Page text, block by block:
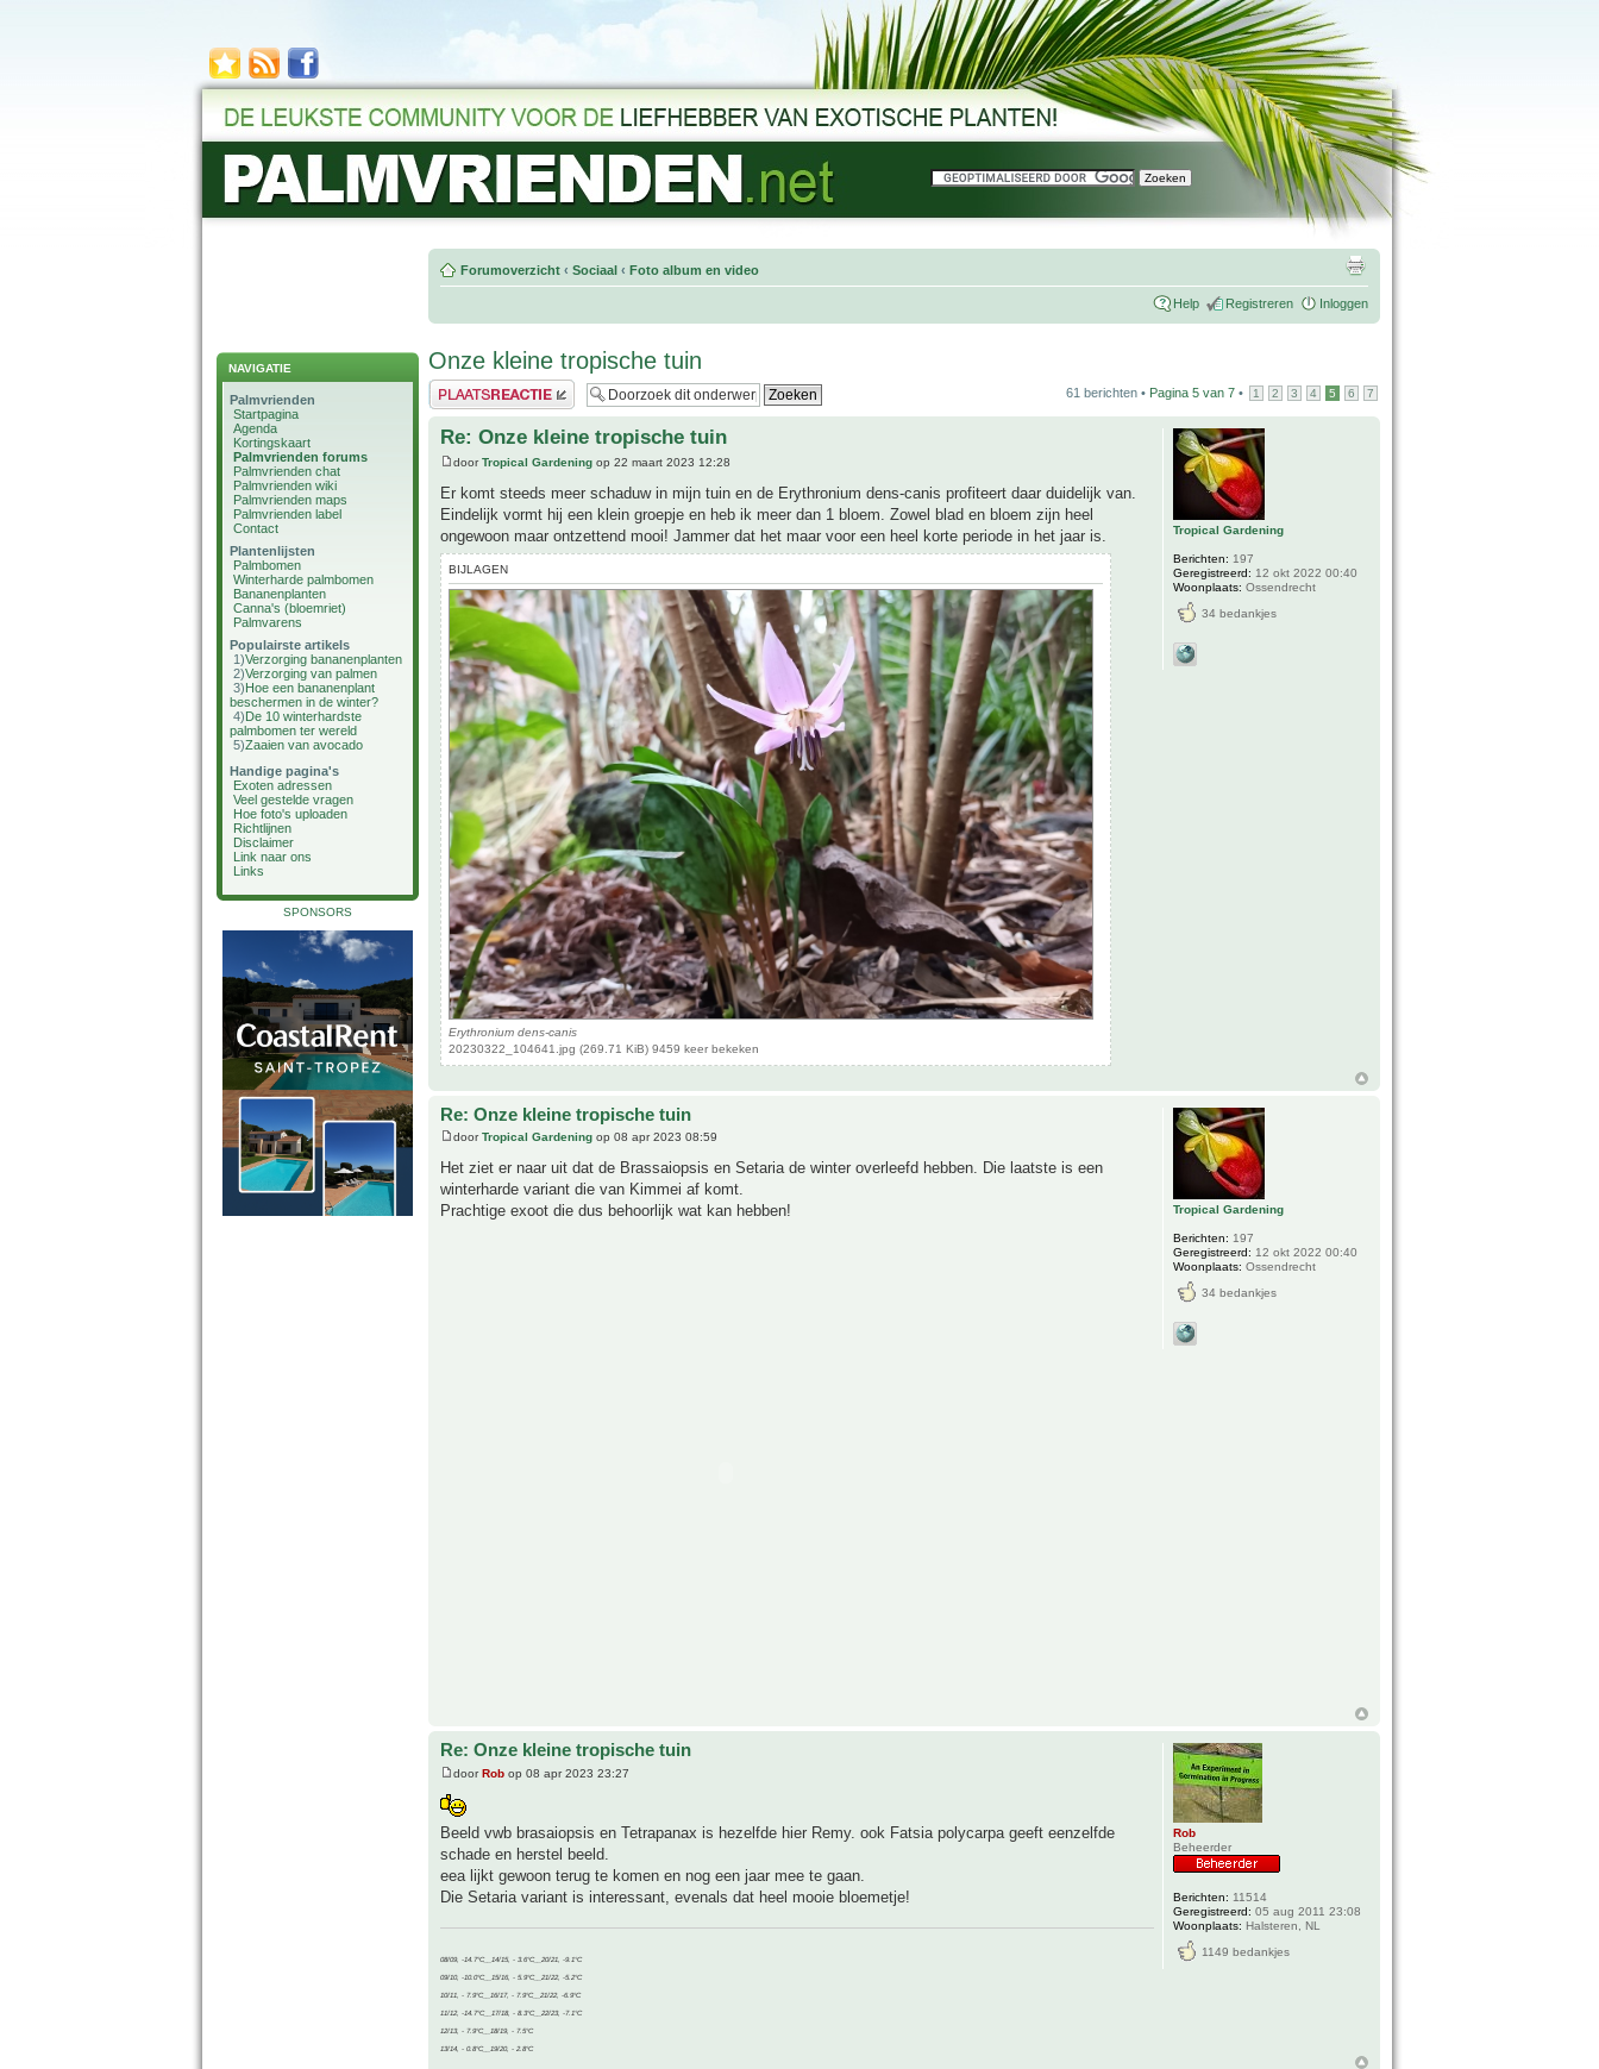
NAVIGATIE
Palmvrienden
Startpagina
Agenda
Kortingskaart
Palmvrienden forums
Palmvrienden chat
Palmvrienden wiki
Palmvrienden maps
Palmvrienden label
Contact
Plantenlijsten
Palmbomen
Winterharde palmbomen
Bananenplanten
Canna's (bloemriet)
Palmvarens
Populairste artikels
1)Verzorging bananenplanten
2)Verzorging van palmen
3)Hoe een bananenplant
beschermen in de winter?
4)De 10 winterhardste
palmbomen ter wereld
5)Zaaien van avocado
Handige pagina's
Exoten adressen
Veel gestelde vragen
Hoe foto's uploaden
Richtlijnen
Disclaimer
Link naar ons
Links
SPONSORS
Forumoverzicht ‹ Sociaal ‹ Foto album en video
Help Registreren Inloggen
Onze kleine tropische tuin
Plaats een reactie 61 berichten • Pagina 5 van 7 • 1 2 3 4 5 6 7
Re: Onze kleine tropische tuin
doorTropical Gardening op 22 maart 2023 12:28
Er komt steeds meer schaduw in mijn tuin en de Erythronium dens-canis profiteert daar duidelijk van.
Eindelijk vormt hij een klein groepje en heb ik meer dan 1 bloem. Zowel blad en bloem zijn heel
ongewoon maar ontzettend mooi! Jammer dat het maar voor een heel korte periode in het jaar is.
BIJLAGEN
Erythronium dens-canis
20230322_104641.jpg (269.71 KiB) 9459 keer bekeken
Tropical Gardening
Berichten: 197
Geregistreerd: 12 okt 2022 00:40
Woonplaats: Ossendrecht
34 bedankjes
Re: Onze kleine tropische tuin
doorTropical Gardening op 08 apr 2023 08:59
Het ziet er naar uit dat de Brassaiopsis en Setaria de winter overleefd hebben. Die laatste is een
winterharde variant die van Kimmei af komt.
Prachtige exoot die dus behoorlijk wat kan hebben!
Tropical Gardening
Berichten: 197
Geregistreerd: 12 okt 2022 00:40
Woonplaats: Ossendrecht
34 bedankjes
Re: Onze kleine tropische tuin
doorRob op 08 apr 2023 23:27
Beeld vwb brasaiopsis en Tetrapanax is hezelfde hier Remy. ook Fatsia polycarpa geeft eenzelfde
schade en herstel beeld.
eea lijkt gewoon terug te komen en nog een jaar mee te gaan.
Die Setaria variant is interessant, evenals dat heel mooie bloemetje!
08/09, -14.7°C__14/15, - 3.6°C__20/21, -9.1°C
09/10, -10.0°C__15/16, - 5.9°C__21/22, -5.2°C
10/11, - 7.9°C__16/17, - 7.9°C__21/22, -6.9°C
11/12, -14.7°C__17/18, - 8.3°C__22/23, -7.1°C
12/13, - 7.9°C__18/19, - 7.5°C
13/14, - 0.8°C__19/20, - 2.8°C
Rob
Beheerder
Berichten: 11514
Geregistreerd: 05 aug 2011 23:08
Woonplaats: Halsteren, NL
1149 bedankjes